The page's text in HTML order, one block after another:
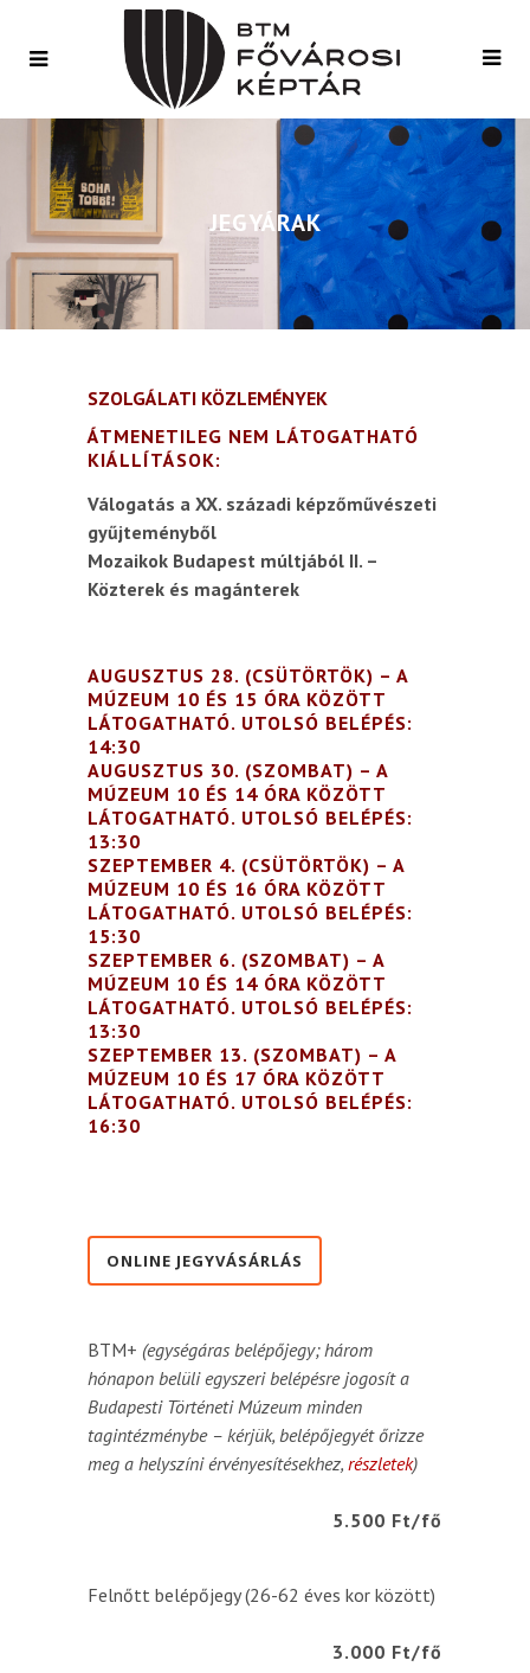
JEGYÁRAK
SZOLGÁLATI KÖZLEMÉNYEK
ÁTMENETILEG NEM LÁTOGATHATÓ
KIÁLLÍTÁSOK:
Válogatás a XX. századi képzőművészeti
gyűjteményből
Mozaikok Budapest múltjából II. –
Közterek és magánterek
AUGUSZTUS 28. (CSÜTÖRTÖK) – A
MÚZEUM 10 ÉS 15 ÓRA KÖZÖTT
LÁTOGATHATÓ. UTOLSÓ BELÉPÉS:
14:30
AUGUSZTUS 30. (SZOMBAT) – A
MÚZEUM 10 ÉS 14 ÓRA KÖZÖTT
LÁTOGATHATÓ. UTOLSÓ BELÉPÉS:
13:30
SZEPTEMBER 4. (CSÜTÖRTÖK) – A
MÚZEUM 10 ÉS 16 ÓRA KÖZÖTT
LÁTOGATHATÓ. UTOLSÓ BELÉPÉS:
15:30
SZEPTEMBER 6. (SZOMBAT) – A
MÚZEUM 10 ÉS 14 ÓRA KÖZÖTT
LÁTOGATHATÓ. UTOLSÓ BELÉPÉS:
13:30
SZEPTEMBER 13. (SZOMBAT) – A
MÚZEUM 10 ÉS 17 ÓRA KÖZÖTT
LÁTOGATHATÓ. UTOLSÓ BELÉPÉS:
16:30
ONLINE JEGYVÁSÁRLÁS
BTM+ (egységáras belépőjegy; három
hónapon belüli egyszeri belépésre jogosít a
Budapesti Történeti Múzeum minden
tagintézménybe – kérjük, belépőjegyét őrizze
meg a helyszíni érvényesítésekhez, részletek)
5.500 Ft/fő
Felnőtt belépőjegy (26-62 éves kor között)
3.000 Ft/fő